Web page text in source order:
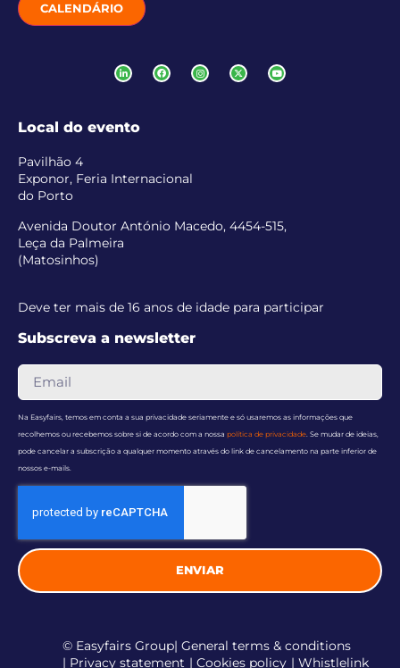
CALENDÁRIO
Local do evento
Pavilhão 4
Exponor, Feria Internacional
do Porto
Avenida Doutor António Macedo, 4454-515,
Leça da Palmeira
(Matosinhos)
Deve ter mais de 16 anos de idade para participar
Subscreva a newsletter
Na Easyfairs, temos em conta a sua privacidade seriamente e só usaremos as informações que
recolhemos ou recebemos sobre si de acordo com a nossa política de privacidade . Se mudar de ideias,
pode cancelar a subscrição a qualquer momento através do link de cancelamento na parte inferior de
nossos e-mails.
ENVIAR
© Easyfairs Group| General terms & conditions
| Privacy statement | Cookies policy | Whistlelink